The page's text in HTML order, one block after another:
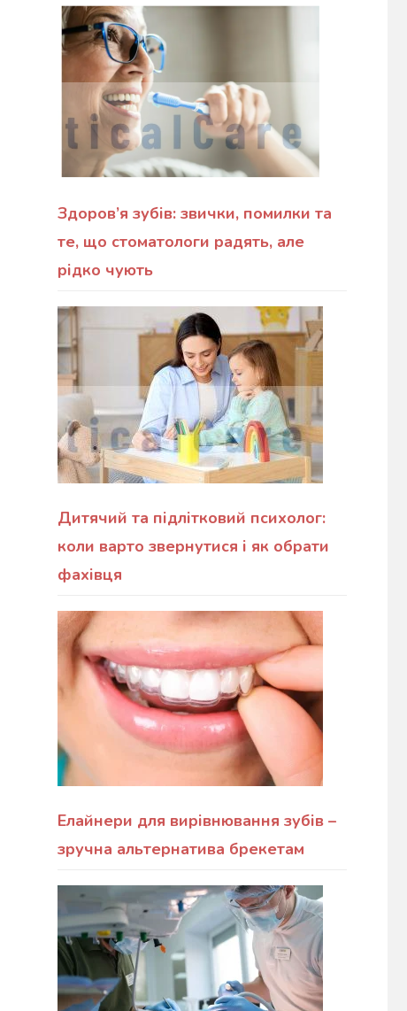
Здоров’я зубів: звички, помилки та
те, що стоматологи радять, але
рідко чують
Дитячий та підлітковий психолог:
коли варто звернутися і як обрати
фахівця
Елайнери для вирівнювання зубів –
зручна альтернатива брекетам